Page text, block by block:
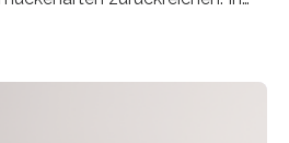
bekannte Stechmücken-
und hat sich in
erhalten. Es konnte als neue